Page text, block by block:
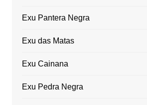
Exu Pantera Negra
Exu das Matas
Exu Cainana
Exu Pedra Negra